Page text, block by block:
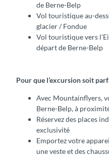
de Berne-Belp
Vol touristique au-
glacier / Fondue
Vol touristique vers
départ de Berne-Belp
Pour que l’excursion soit
Avec Mountainflyers,
Berne-Belp, à
Réservez des places
exclusivité
Emportez votre
une veste et des